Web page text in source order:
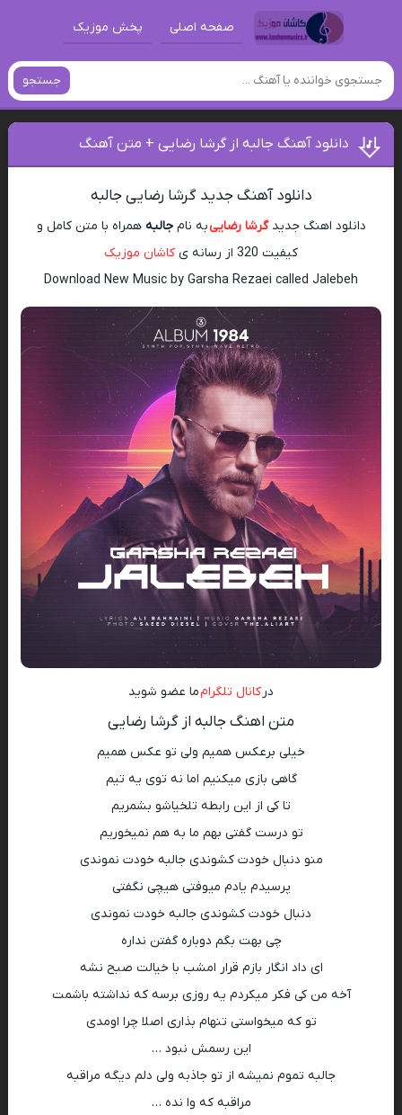
صفحه اصلی پخش موزیک
جستجو
دانلود آهنگ جالبه از گرشا رضایی + متن آهنگ
دانلود آهنگ جدید گرشا رضایی جالبه
دانلود اهنگ جدیدگرشا رضاییبه نامجالبه همراه با متن کامل و
کیفیت 320 از رسانه ی
کاشان موزیک
Download New Music by Garsha Rezaei called Jalebeh
در کانال تلگرامما عضو شوید
متن اهنگ جالبه از گرشا رضایی
خیلی برعکس همیم ولی تو عکس همیم
گاهی بازی میکنیم اما نه توی یه تیم
تا کی از این رابطه تلخیاشو بشمریم
تو درست گفتی بهم ما به هم نمیخوریم
منو دنبال خودت کشوندی جالبه خودت نموندی
پرسیدم یادم میوفتی هیچی نگفتی
دنبال خودت کشوندی جالبه خودت نموندی
چی بهت بگم دوباره گفتن نداره
ای داد انگار بازم قرار امشب با خیالت صبح نشه
آخه من کی فکر میکردم یه روزی برسه که نداشته باشمت
تو که میخواستی تنهام بذاری اصلا چرا اومدی
این رسمش نبود …
جالبه تموم نمیشه از تو جاذبه ولی دلم دیگه مراقبه
مراقبه که وا نده …